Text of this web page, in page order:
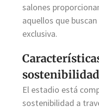
salones
aquellos que
exclusiva.
sostenibilidad
El estadio está
sostenibilidad a